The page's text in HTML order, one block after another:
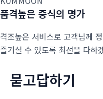
품격높은 중식의 명가
격조높은 서비스로 고객님께
즐기실 수 있도록 최선을 다하
묻고답하기